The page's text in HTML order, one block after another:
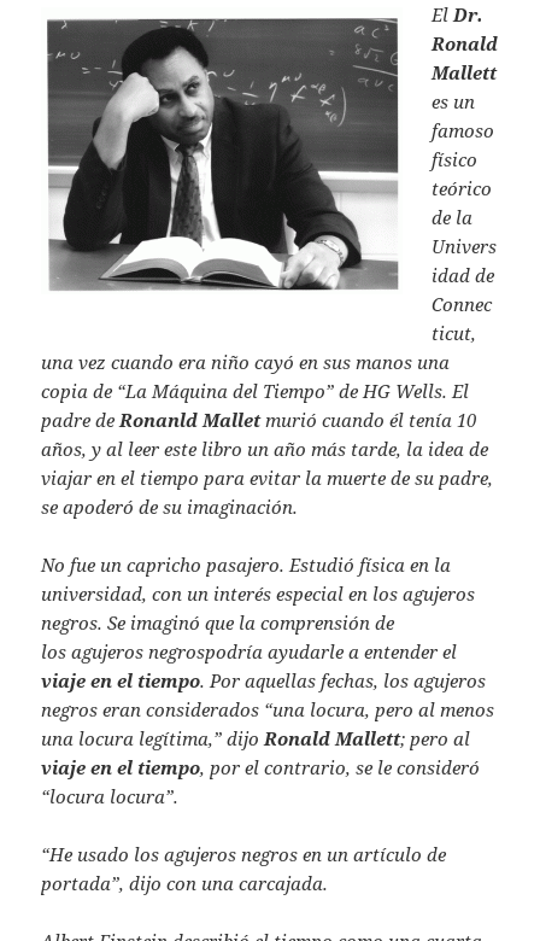
El Dr.
Ronald
Mallett
es un
famoso
físico
teórico
de la
Univers
idad de
Connec
ticut,
una vez cuando era niño cayó en sus manos una
copia de “La Máquina del Tiempo” de HG Wells. El
padre de Ronanld Malletmurió cuando él tenía 10
años, y al leer este libro un año más tarde, la idea de
viajar en el tiempo para evitar la muerte de su padre,
se apoderó de su imaginación.
No fue un capricho pasajero. Estudió física en la
universidad, con un interés especial en los agujeros
negros. Se imaginó que la comprensión de
los agujeros negrospodría ayudarle a entender el
viaje en el tiempo. Por aquellas fechas, los agujeros
negros eran considerados “una locura, pero al menos
una locura legítima,” dijo Ronald Mallett; pero al
viaje en el tiempo, por el contrario, se le consideró
“locura locura”.
“He usado los agujeros negros en un artículo de
portada”, dijo con una carcajada.